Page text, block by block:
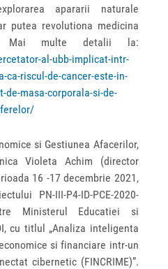
apararii naturale
putea revolutiona medicina
Mai multe detalii la:
al-ubb-implicat-intr-
ca-riscul-de-cancer-este-in-
de-masa-corporala-si-de-
si Gestiunea Afacerilor,
Violeta Achim (director
16 -17 decembrie 2021,
PN-III-P4-ID-PCE-2020-
Ministerul Educatiei si
cu titlul „Analiza inteligenta
si financiare intr-un
cibernetic (FINCRIME)”.